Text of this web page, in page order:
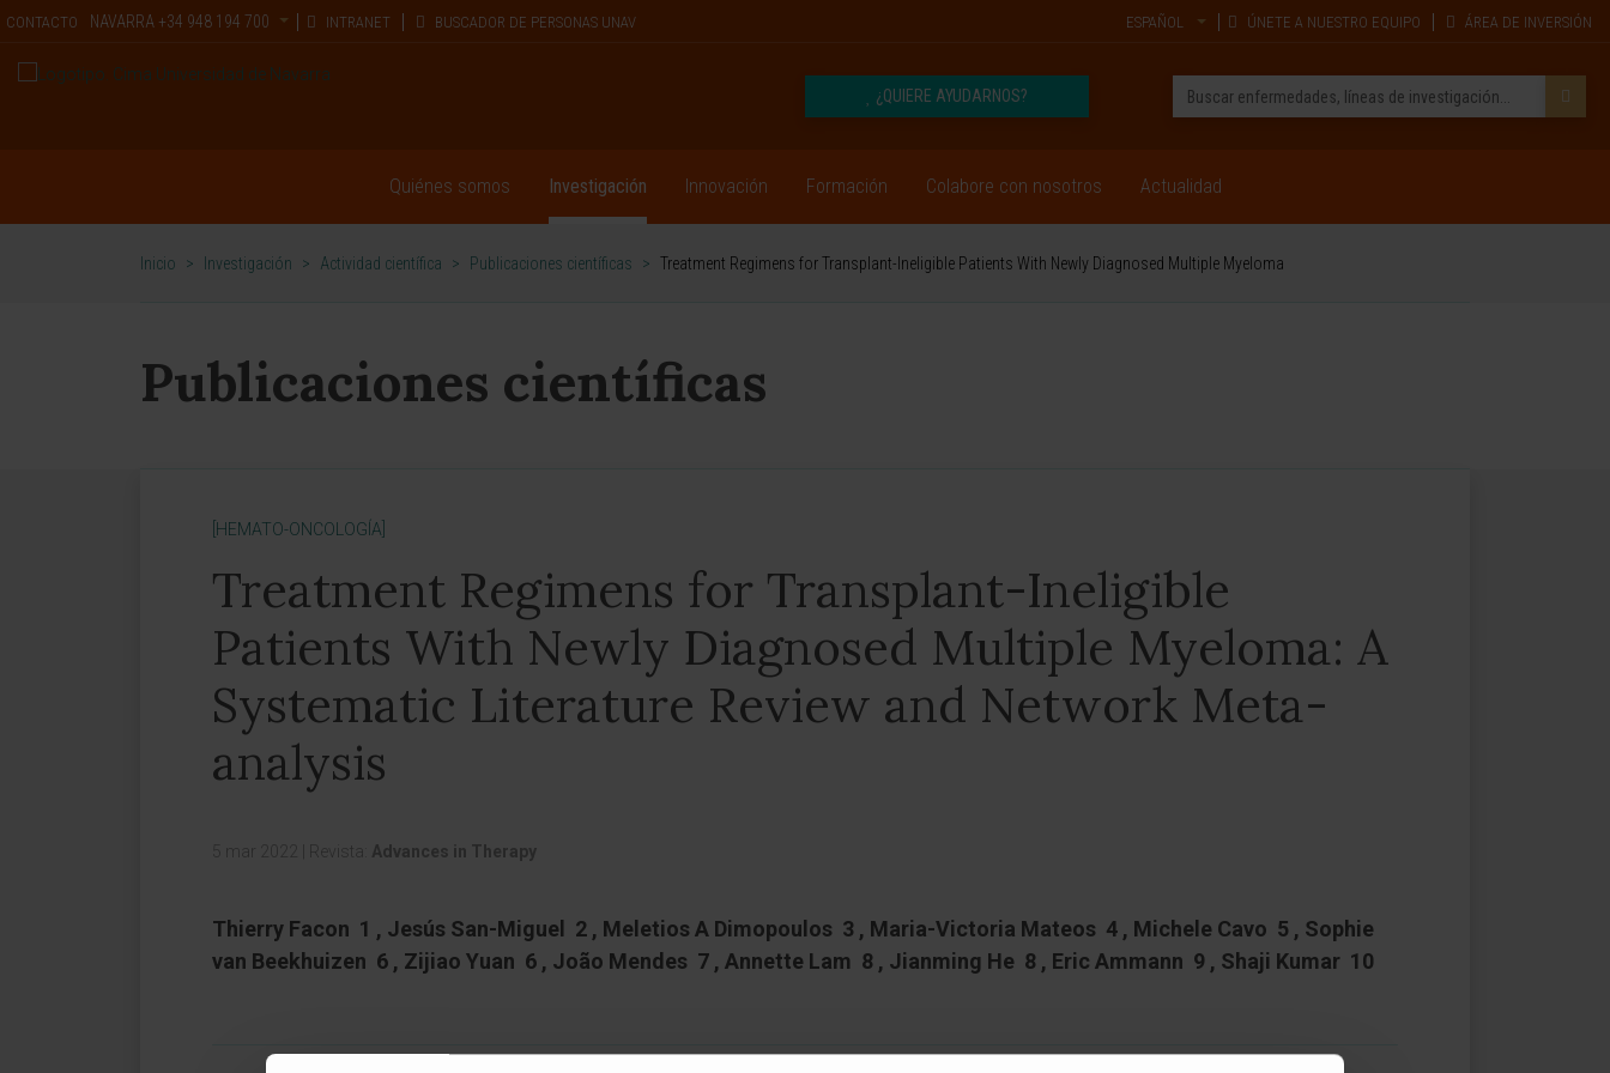
CONTACTO NAVARRA +34 948 194 700 INTRANET BUSCADOR DE PERSONAS UNAV ESPAÑOL ÚNETE A NUESTRO EQUIPO ÁREA DE INVERSIÓN
¿QUIERE AYUDARNOS?
Quiénes somos Investigación Innovación Formación Colabore con nosotros Actualidad
Inicio > Investigación > Actividad científica > Publicaciones científicas > Treatment Regimens for Transplant-Ineligible Patients With Newly Diagnosed Multiple Myeloma
Publicaciones científicas
[HEMATO-ONCOLOGÍA]
Treatment Regimens for Transplant-Ineligible
Patients With Newly Diagnosed Multiple Myeloma: A
Systematic Literature Review and Network Meta-
analysis
5 mar 2022 Revista: Advances in Therapy
Thierry Facon 1 , Jesús San-Miguel 2 , Meletios A Dimopoulos 3 , Maria-Victoria Mateos 4 , Michele Cavo 5 , Sophie
van Beekhuizen 6 , Zijiao Yuan 6 , João Mendes 7 , Annette Lam 8 , Jianming He 8 , Eric Ammann 9 , Shaji Kumar 10